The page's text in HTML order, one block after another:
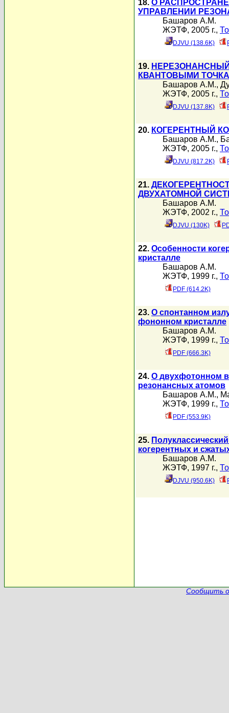
18. О
УПРАВЛЕНИИ
Башаров А.М.
ЖЭТФ, 2005 г.,
DJVU (138.6K)
19.
КВАНТОВЫМИ
Башаров А.М.,
ЖЭТФ, 2005 г.,
DJVU (137.8K)
20. КОГЕРЕНТНЫЙ
Башаров А.М.,
ЖЭТФ, 2005 г.,
DJVU (817.2K)
21.
ДВУХАТОМНОЙ
Башаров А.М.
ЖЭТФ, 2002 г.,
DJVU (130K)
22. Особенности
кристалле
Башаров А.М.
ЖЭТФ, 1999 г.,
PDF (614.2K)
23. О спонтанном
фононном кристалле
Башаров А.М.
ЖЭТФ, 1999 г.,
PDF (666.3K)
24. О двухфотонном
резонансных атомов
Башаров А.М.,
ЖЭТФ, 1999 г.,
PDF (553.9K)
25.
когерентных и
Башаров А.М.
ЖЭТФ, 1997 г.,
DJVU (950.6K)
Сообщить о